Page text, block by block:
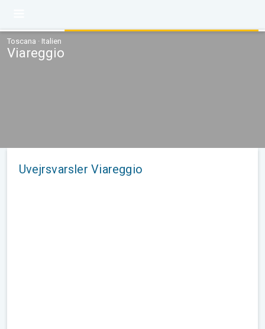
Toscana · Italien
Viareggio
Uvejrsvarsler Viareggio